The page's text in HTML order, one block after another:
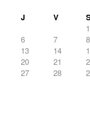
J V
1
6 7 8
13 14
20 21
27 28